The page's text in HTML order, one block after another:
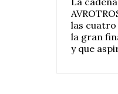
las
la gran
y que